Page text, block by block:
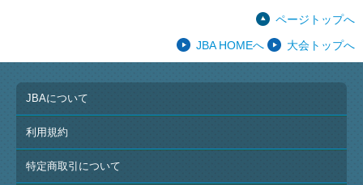
ページトップへ
JBA HOMEへ
大会トップへ
JBAについて
利用規約
特定商取引について